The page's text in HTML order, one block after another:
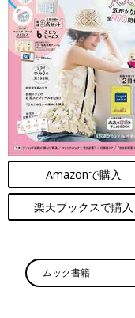
Amazonで購入
楽天ブックスで購入
ムック書籍